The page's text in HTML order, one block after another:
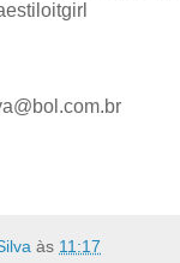
às 11:17